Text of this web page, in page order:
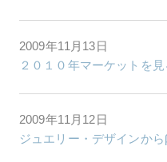
2009年11月13日
２０１０年マーケットを
2009年11月12日
ジュエリー・デザインか